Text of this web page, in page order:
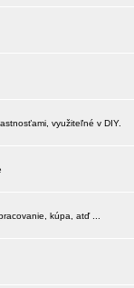
využiteľné v DIY.
kúpa, atď ...